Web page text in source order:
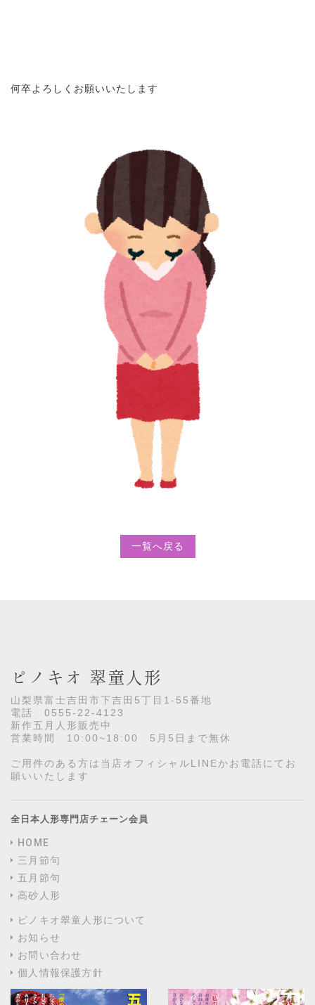
何卒よろしくお願いいたします
一覧へ戻る
ピノキオ 翠童人形
山梨県富士吉田市下吉田5丁目1-55番地
電話 0555-22-4123
新作五月人形販売中
営業時間 10:00~18:00 5月5日まで無休
ご用件のある方は当店オフィシャルLINEかお電話にてお
願いいたします
全日本人形専門店チェーン会員
HOME
三月節句
五月節句
高砂人形
ピノキオ翠童人形について
お知らせ
お問い合わせ
個人情報保護方針